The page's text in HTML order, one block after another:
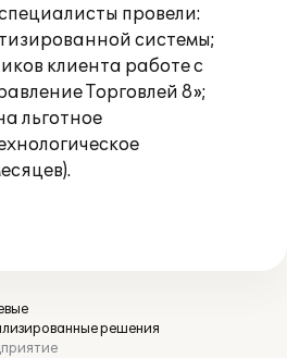
провели:
системы;
клиента работе с
Торговлей 8»;
льготное
решения